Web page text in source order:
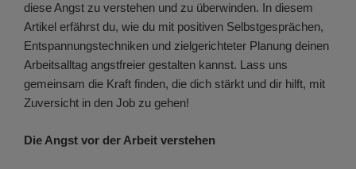
diese Angst zu verstehen und zu überwinden. In diesem
Artikel erfährst du, wie du mit positiven Selbstgesprächen,
Entspannungstechniken und zielgerichteter Planung deinen
Arbeitsalltag angstfreier gestalten kannst. Lass uns
gemeinsam die Kraft finden, die dich stärkt und dir hilft, mit
Zuversicht in den Job zu gehen!
Die Angst vor der Arbeit verstehen